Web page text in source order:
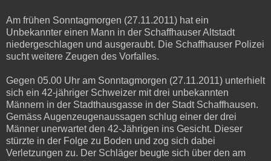
Am frühen Sonntagmorgen (27.11.2011) hat ein
Unbekannter einen Mann in der Schaffhauser Altstadt
niedergeschlagen und ausgeraubt. Die Schaffhauser Polizei
sucht weitere Zeugen des Vorfalles.
Gegen 05.00 Uhr am Sonntagmorgen (27.11.2011) unterhielt
sich ein 42-jähriger Schweizer mit drei unbekannten
Männern in der Stadthausgasse in der Stadt Schaffhausen.
Gemäss Augenzeugenaussagen schlug einer der drei
Männer unerwartet den 42-Jährigen ins Gesicht. Dieser
stürzte in der Folge zu Boden und zog sich dabei
Verletzungen zu. Der Schläger beugte sich über den am